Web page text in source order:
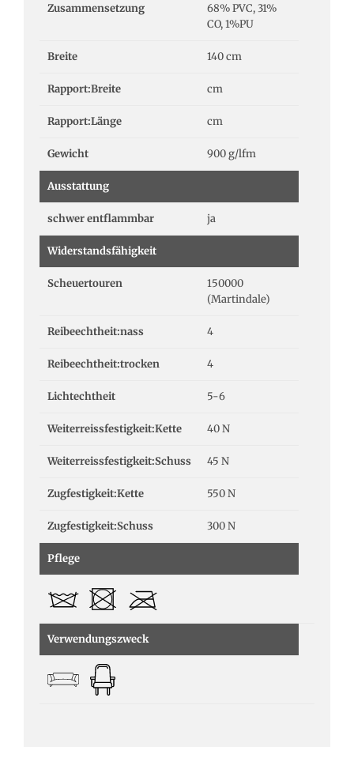
Zusammensetzung
68% PVC, 31%
CO, 1%PU
Breite 140 cm
Rapport:Breite cm
Rapport:Länge cm
Gewicht 900 g/lfm
Ausstattung
schwer entflammbar ja
Widerstandsfähigkeit
Scheuertouren
150000
(Martindale)
Reibeechtheit:nass 4
Reibeechtheit:trocken 4
Lichtechtheit 5-6
Weiterreissfestigkeit:Kette 40 N
Weiterreissfestigkeit:Schuss 45 N
Zugfestigkeit:Kette 550 N
Zugfestigkeit:Schuss 300 N
Pflege
Verwendungszweck